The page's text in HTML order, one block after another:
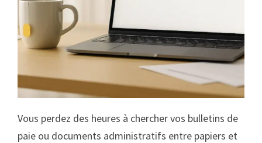
Vous perdez des heures à chercher vos bulletins de
paie ou documents administratifs entre papiers et